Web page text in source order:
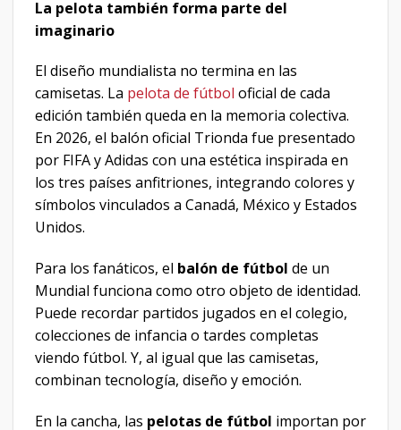
La pelota también forma parte del
imaginario
El diseño mundialista no termina en las
camisetas. La pelota de fútbol oficial de cada
edición también queda en la memoria colectiva.
En 2026, el balón oficial Trionda fue presentado
por FIFA y Adidas con una estética inspirada en
los tres países anfitriones, integrando colores y
símbolos vinculados a Canadá, México y Estados
Unidos.
Para los fanáticos, el balón de fútbol de un
Mundial funciona como otro objeto de identidad.
Puede recordar partidos jugados en el colegio,
colecciones de infancia o tardes completas
viendo fútbol. Y, al igual que las camisetas,
combinan tecnología, diseño y emoción.
En la cancha, las pelotas de fútbol importan por